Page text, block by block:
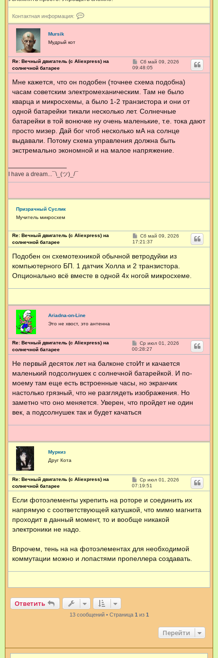
Контактная информация:
т
н
я
и
н
ф
о
р
а
ц
я
п
о
а
>
T
E
b
<
Mursik
Мудрый кот
Re: Вечный двигатель (с Aliexpress) на
солнечной батарее
С
о
о
щ
е
и
е
Сб май 09, 2026
09:48:05
Мне кажется, что он подобен (точнее схема подобна)
часам советским электромеханическим. Там не было
кварца и микросхемы, а было 1-2 транзистора и они от
одной батарейки тикали несколько лет. Солнечные
батарейки в той вонючке ну очень маленькие, т.е. тока дают
просто мизер. Дай бог чтоб несколько мА на солнце
выдавали. Потому схема управления должна быть
экстремально экономной и на малое напряжение.
I have a dream...¯\_(ツ)_/¯
Призрачный Суслик
Мучитель микросхем
Re: Вечный двигатель (с Aliexpress) на
солнечной батарее
С
о
о
щ
е
и
Сб май 09, 2026
17:21:37
Подобен он схемотехникой обычной ветродуйки из
компьютерного БП. 1 датчик Холла и 2 транзистора.
Опционально всё вместе в одной 4х ногой микросхеме.
Ariadna-on-Line
Это не хвост, это антенна
Re: Вечный двигатель (с Aliexpress) на
солнечной батарее
С
о
о
б
щ
е
и
Ср июл 01, 2026
00:28:27
Не первый десяток лет на балконе стоИт и качается
маленький подсолнушек с солнечной батарейкой. И по-
моему там еще есть встроенные часы, но экранчик
настолько грязный, что не разглядеть изображения. Но
заметно что оно меняется. Уверен, что пройдет не один
век, а подсолнушек так и будет качаться
Муркиз
Друг Кота
Re: Вечный двигатель (с Aliexpress) на
солнечной батарее
С
о
о
щ
е
н
и
Ср июл 01, 2026
07:19:51
Если фотоэлементы укрепить на роторе и соединить их
напрямую с соответствующей катушкой, что мимо магнита
проходит в данный момент, то и вообще никакой
электроники не надо.
Впрочем, тень на на фотоэлементах для необходимой
коммутации можно и лопастями пропеллера создавать.
Ответить
13 сообщений • Страница 1 из 1
Перейти